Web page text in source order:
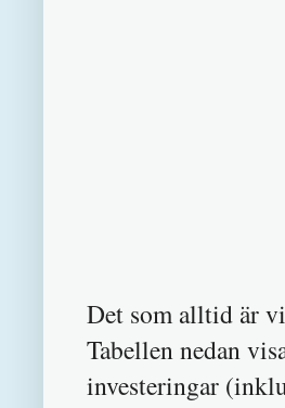
Det som alltid är
Tabellen nedan
investeringar